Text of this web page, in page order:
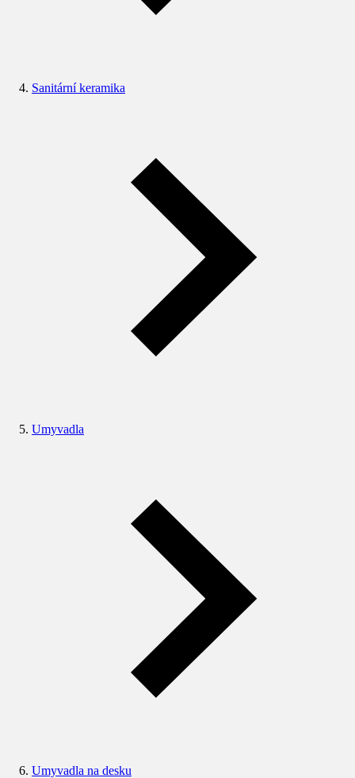
Sanitární keramika
Umyvadla
Umyvadla na desku